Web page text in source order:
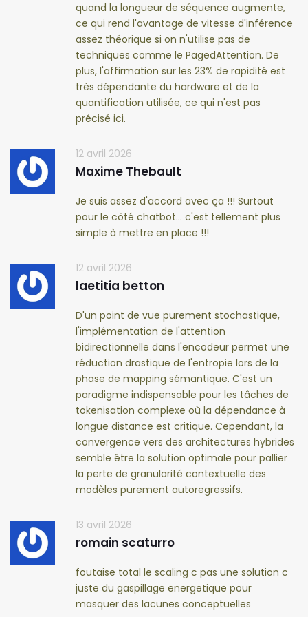
quand la longueur de séquence augmente,
ce qui rend l'avantage de vitesse d'inférence
assez théorique si on n'utilise pas de
techniques comme le PagedAttention. De
plus, l'affirmation sur les 23% de rapidité est
très dépendante du hardware et de la
quantification utilisée, ce qui n'est pas
précisé ici.
12 avril 2026
Maxime Thebault
Je suis assez d'accord avec ça !!! Surtout
pour le côté chatbot... c'est tellement plus
simple à mettre en place !!!
12 avril 2026
laetitia betton
D'un point de vue purement stochastique,
l'implémentation de l'attention
bidirectionnelle dans l'encodeur permet une
réduction drastique de l'entropie lors de la
phase de mapping sémantique. C'est un
paradigme indispensable pour les tâches de
tokenisation complexe où la dépendance à
longue distance est critique. Cependant, la
convergence vers des architectures hybrides
semble être la solution optimale pour pallier
la perte de granularité contextuelle des
modèles purement autoregressifs.
13 avril 2026
romain scaturro
foutaise total le scaling c pas une solution c
juste du gaspillage energetique pour
masquer des lacunes conceptuelles